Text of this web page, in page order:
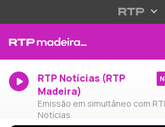
RTP Notícias (RTP
Madeira)
Emissão em simultâneo com
Notícias